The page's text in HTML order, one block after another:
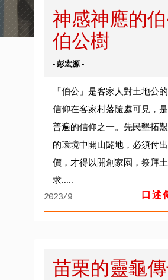
神感神應的
伯公樹
- 彭宏源 -
「伯公」是客家人對土地公
信仰在客家村落隨處可見，
普遍的信仰之一。先民墾拓
的環境中開山闢地，必須付
價，才得以開創家園，祭拜
求.....
2023/9
口述
苗栗的靈龜